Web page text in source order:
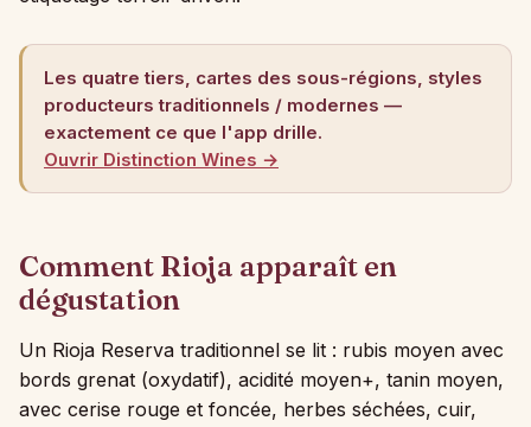
Les quatre tiers, cartes des sous-régions, styles
producteurs traditionnels / modernes —
exactement ce que l'app drille.
Ouvrir Distinction Wines →
Comment Rioja apparaît en
dégustation
Un Rioja Reserva traditionnel se lit : rubis moyen avec
bords grenat (oxydatif), acidité moyen+, tanin moyen,
avec cerise rouge et foncée, herbes séchées, cuir,